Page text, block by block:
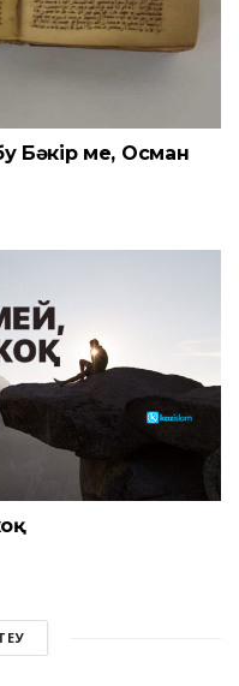
Бәкір ме, Осман